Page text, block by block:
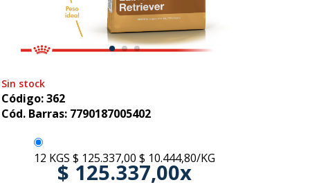
Sin stock
Código: 362
Cód. Barras: 7790187005402
12 KGS $ 125.337,00 $ 10.444,80/KG
$ 125.337,00x